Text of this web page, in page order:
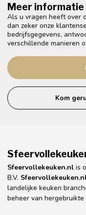
Meer informatie
Als u vragen heeft over
dan zeker onze
bedrijfsgegevens,
verschillende manieren
Kom
Sfeervollekeuken.nl is
B.V.
landelijke keuken
beheer van